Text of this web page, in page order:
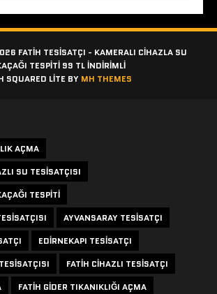
FATIH TESISATÇI - KAMERALI CIHAZLA SU
TESPITI 99 TL İNDİRİMLİ
SQUARED LITE BY MH THEMES
AÇMA
SU TESISATÇISI
TESPITI
AYVANSARAY TESISATÇI
EDIRNEKAPI TESISATÇI
FATIH CIHAZLI TESISATÇI
FATIH GIDER TIKANIKLIĞI AÇMA